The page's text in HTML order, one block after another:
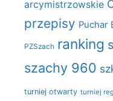
arcymistrzowskie
przepisy Puchar
PZSzach ranking
szachy 960
turniej otwarty turniej